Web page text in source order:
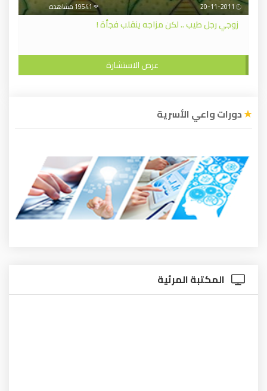
19541 مشاهدة
زوجي رجل طيب .. لكن مزاجه ينقلب فجأة !
عرض الاستشارة
دورات واعي الأسرية
المكتبة المرئية